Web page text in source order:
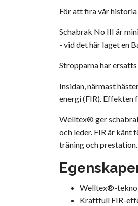
För att fira vår
Schabrak No III är
- vid det här laget en
Stropparna har
Insidan, närmast
energi (FIR).
Welltex® ger
och leder. FIR är känt
träning och
Welltex®-
Kraftfull FIR-